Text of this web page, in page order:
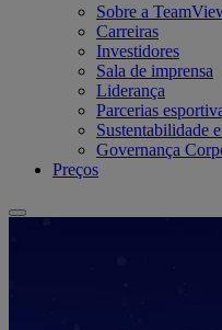
Sobre a
Carreiras
Investidores
Sala de imprensa
Liderança
Parcerias
Sustentabilidade
Governança
Preços